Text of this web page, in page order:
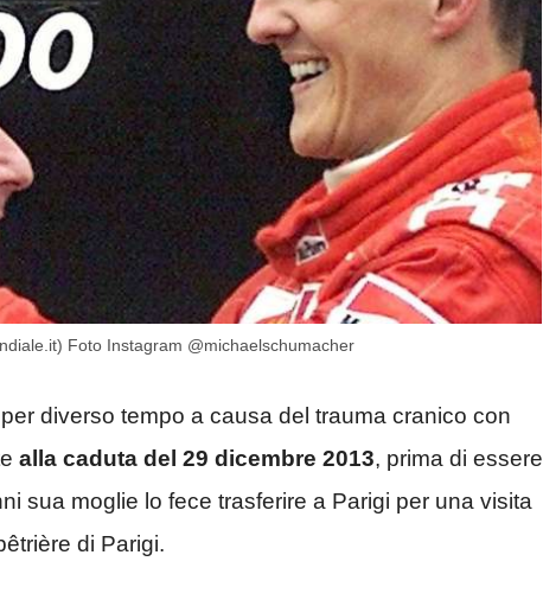
Foto Instagram @michaelschumacher
diverso tempo a causa del trauma cranico con
alla caduta del 29 dicembre 2013, prima di essere
sua moglie lo fece trasferire a Parigi per una visita
di Parigi.